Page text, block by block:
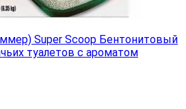
Super Scoop Бентонитовый
туалетов с ароматом